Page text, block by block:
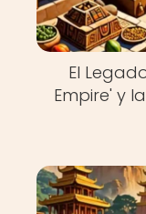
El
Empire' y